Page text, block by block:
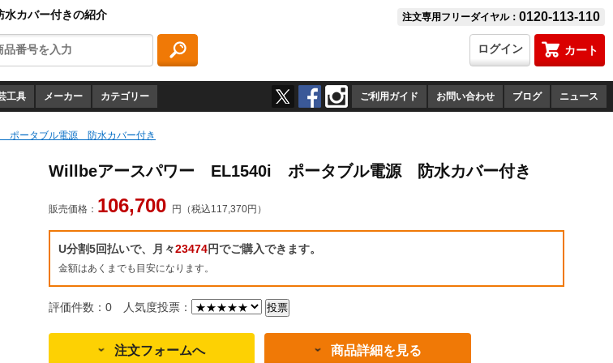
カバー付きの紹介 注文専用フリーダイヤル： 0120-113-110
カート
ログイン
工具 メーカー カテゴリー ご利用ガイド お問い合わせ ブログ ニュース
ータブル電源 防水カバー付き
Willbeアースパワー EL1540i ポータブル電源 防水カバー付き
販売価格： 106,700 円（税込117,370円）
U分割5回払いで、月々23474円でご購入できます。
金額はあくまでも目安になります。
評価件数：0 人気度投票：
注文フォームへ 商品詳細を見る